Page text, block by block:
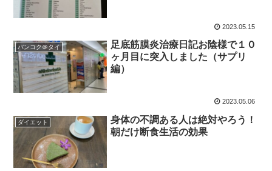
2023.05.15
バンコク＠タイ
足底筋膜炎治療日記お陰様で１０
ヶ月目に突入しました（サプリ
編）
2023.05.06
ダイエット
身体の不調ある人は絶対やろう！
朝だけ断食生活の効果